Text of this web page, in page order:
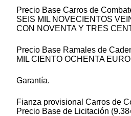
Precio Base Carros de
SEIS MIL NOVECIENTOS
CON NOVENTA Y TRES
Precio Base Ramales de
MIL CIENTO OCHENTA
Garantía.
Fianza provisional Carros de
Precio Base de Licitación